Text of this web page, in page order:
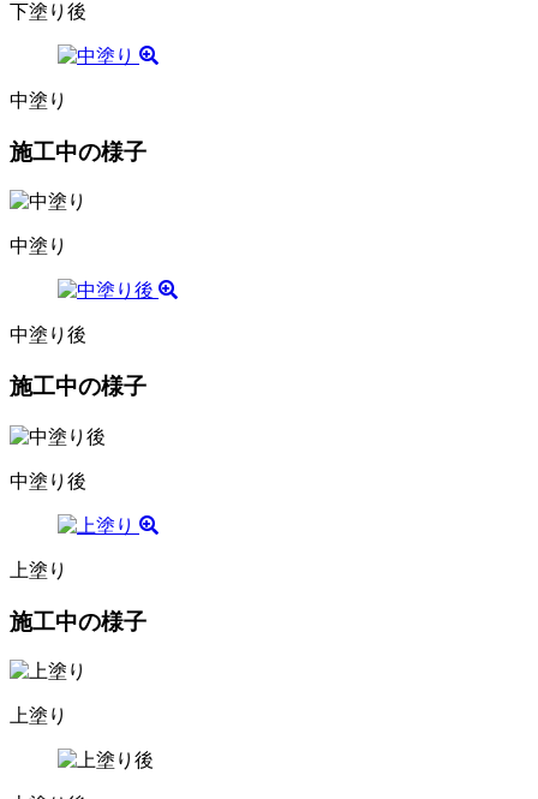
下塗り後
中塗り
施工中の様子
中塗り
中塗り後
施工中の様子
中塗り後
上塗り
施工中の様子
上塗り